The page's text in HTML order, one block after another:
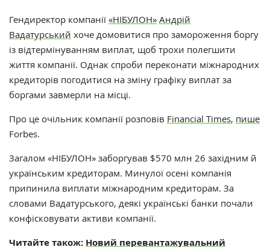
Гендиректор компанії «НІБУЛОН» Андрій
Вадатурський хоче домовитися про замороження боргу
із відтермінуванням виплат, щоб трохи полегшити
життя компанії. Однак спроби переконати міжнародних
кредиторів погодитися на зміну графіку виплат за
боргами завмерли на місці.
Про це очільник компанії розповів Financial Times, пише
Forbes.
Загалом «НІБУЛОН» заборгував $570 млн 26 західним й
українським кредиторам. Минулої осені компанія
припинила виплати міжнародним кредиторам. За
словами Вадатурського, деякі українські банки почали
конфісковувати активи компанії.
Читайте також: Новий перевантажувальний